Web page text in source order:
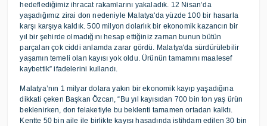
hedeflediğimiz ihracat rakamlarını yakaladık. 12 Nisan’da
yaşadığımız zirai don nedeniyle Malatya'da yüzde 100 bir hasarla
karşı karşıya kaldık. 500 milyon dolarlık bir ekonomik kazancın bir
yıl bir şehirde olmadığını hesap ettiğiniz zaman bunun bütün
parçaları çok ciddi anlamda zarar gördü. Malatya'da sürdürülebilir
yaşamın temeli olan kayısı yok oldu. Ürünün tamamını maalesef
kaybettik” ifadelerini kullandı.
Malatya’nın 1 milyar dolara yakın bir ekonomik kayıp yaşadığına
dikkati çeken Başkan Özcan, “Bu yıl kayısıdan 700 bin ton yaş ürün
beklenirken, don felaketiyle bu beklenti tamamen ortadan kalktı.
Kentte 50 bin aile ile birlikte kayısı hasadında istihdam edilen 30 bin